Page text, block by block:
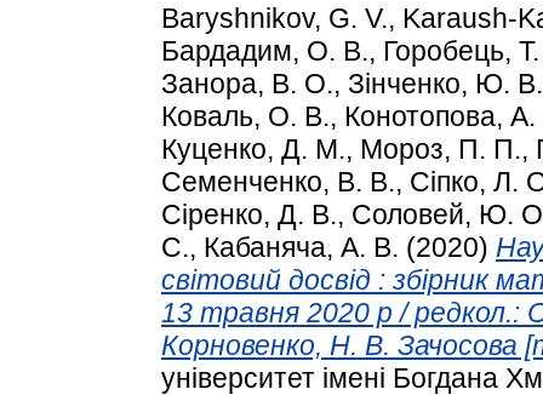
Baryshnikov, G. V., Karaush-
Бардадим, О. В., Горобець,
Занора, В. О., Зінченко, Ю. В.
Коваль, О. В., Конотопова,
Куценко, Д. М., Мороз, П. П.,
Семенченко, В. В., Сіпко, Л.
Сіренко, Д. В., Соловей, Ю.
С., Кабаняча, А. В. (2020)
світовий досвід : збірник
13 травня 2020 р / редкол.:
Корновенко, Н. В. Зачосова
університет імені Богдана